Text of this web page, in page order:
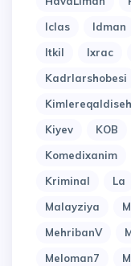
Iclas
Idman
Itkil
Ixrac
Kadrlarshobesi
Kiyev
KOB
Komedixanim
Kriminal
La
Malayziya
MehribanV
Meloman7